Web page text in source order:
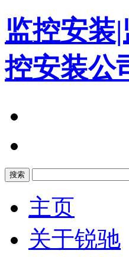
监控安装
控安装公
搜索
主页
关于锐驰